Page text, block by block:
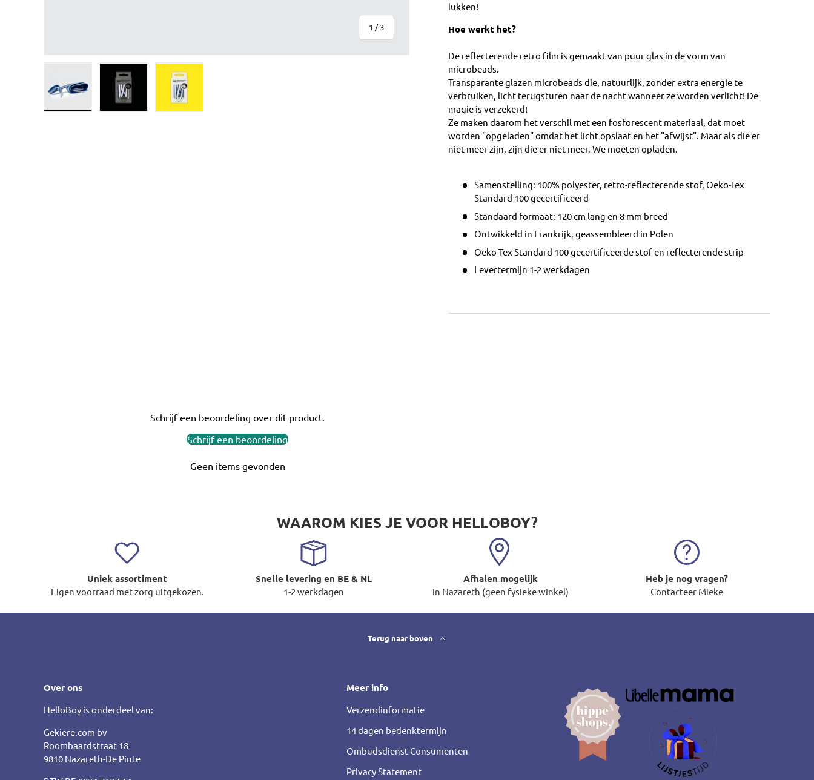
1 /van
3
lukken!
Hoe werkt het?
De reflecterende retro film is gemaakt van puur glas in de vorm van
microbeads.
Transparante glazen microbeads die, natuurlijk, zonder extra energie te
verbruiken, licht terugsturen naar de nacht wanneer ze worden verlicht! De
magie is verzekerd!
Ze maken daarom het verschil met een fosforescent materiaal, dat moet
worden "opgeladen" omdat het licht opslaat en het "afwijst". Maar als die er
niet meer zijn, zijn die er niet meer. We moeten opladen.
Samenstelling: 100% polyester, retro-reflecterende stof, Oeko-Tex
Standard 100 gecertificeerd
Standaard formaat: 120 cm lang en 8 mm breed
Ontwikkeld in Frankrijk, geassembleerd in Polen
Oeko-Tex Standard 100 gecertificeerde stof en reflecterende strip
Levertermijn 1-2 werkdagen
Schrijf een beoordeling over dit product.
Schrijf een beoordeling
Geen items gevonden
WAAROM KIES JE VOOR HELLOBOY?
Uniek assortiment
Eigen voorraad met zorg uitgekozen.
Snelle levering en BE & NL
1-2 werkdagen
Afhalen mogelijk
in Nazareth (geen fysieke winkel)
Heb je nog vragen?
Contacteer Mieke
Terug naar boven
Over ons
HelloBoy is onderdeel van:
Gekiere.com bv
Roombaardstraat 18
9810 Nazareth-De Pinte
Meer info
Verzendinformatie
14 dagen bedenktermijn
Ombudsdienst Consumenten
Privacy Statement